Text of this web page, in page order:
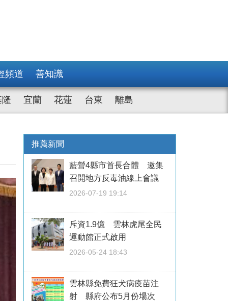
頻道 善知識
隆 宜蘭 花蓮 台東 離島
推薦新聞
藍營4縣市首長合體 邀集
召開地方反毒油線上會議
2026-07-19 19:14
斥資1.9億 雲林虎尾全民
運動館正式啟用
2026-05-24 18:43
雲林縣免費狂犬病疫苗注
射 縣府公布5月份場次